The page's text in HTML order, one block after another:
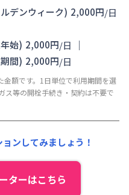
(税抜)
デンウィーク) 2,000円/日
始) 2,000円/日 ｜
間) 2,000円/日
額です。1日単位で利用期間を選
ス等の開栓手続き・契約は不要で
ンしてみましょう！
ターはこちら